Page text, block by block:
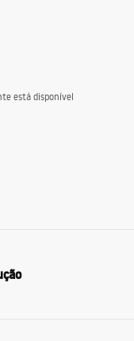
está disponível